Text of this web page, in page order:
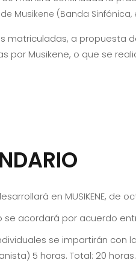
Musikene (Banda
matriculadas, a propuesta
por Musikene, o que se
en MUSIKENE, de
se acordará por acuerdo
se impartirán con
5 horas. Total: 20 horas.